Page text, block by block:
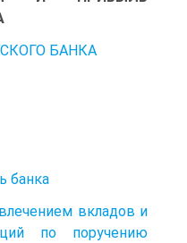
БАНКА
банка
вкладов и
по поручению